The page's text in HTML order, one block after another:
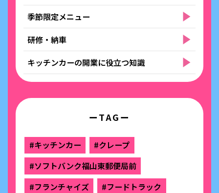
季節限定メニュー
研修・納車
キッチンカーの開業に役立つ知識
ーTAGー
#キッチンカー
#クレープ
#ソフトバンク福山東郵便局前
#フランチャイズ
#フードトラック